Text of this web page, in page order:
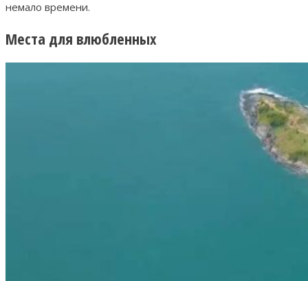
немало времени.
Места для влюбленных